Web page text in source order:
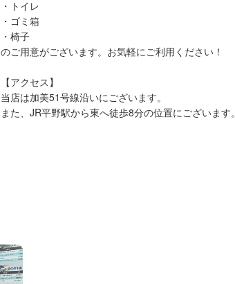
・トイレ
・ゴミ箱
・椅子
のご用意がございます。お気軽にご利用ください！
【アクセス】
当店は加美51号線沿いにございます。
また、JR平野駅から東へ徒歩8分の位置にございます。